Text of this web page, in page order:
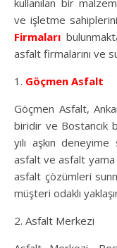
kullanılan bir
ve işletme
Firmaları
asfalt firmalarını ve
1. Göçmen Asfalt
Göçmen Asfalt,
biridir ve Bostancık
yılı aşkın
asfalt ve asfalt
asfalt çözümleri
müşteri odaklı
2. Asfalt Merkezi